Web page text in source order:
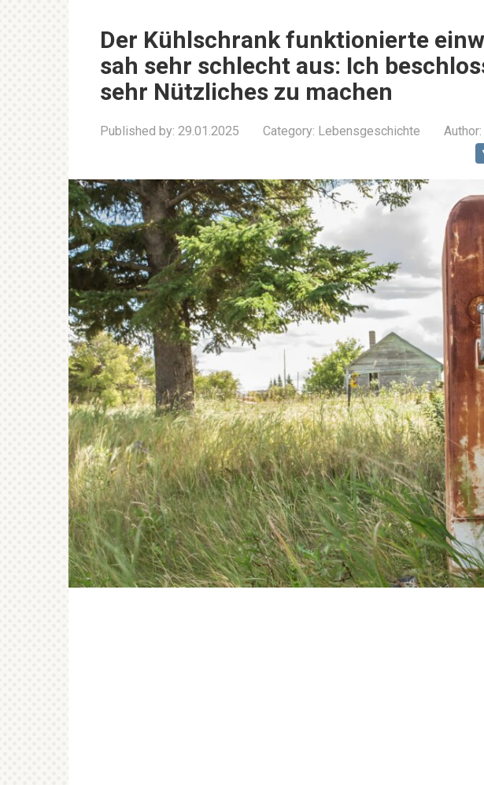
Der Kühlschrank funktionierte
sah sehr schlecht aus: Ich
sehr Nützliches zu machen
Published by: 29.01.2025 Category: Lebensgeschichte Author: